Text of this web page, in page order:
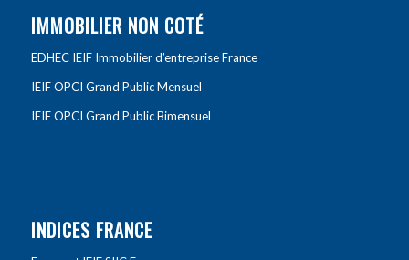
IMMOBILIER NON COTÉ
EDHEC IEIF Immobilier d’entreprise France
IEIF OPCI Grand Public Mensuel
IEIF OPCI Grand Public Bimensuel
INDICES FRANCE